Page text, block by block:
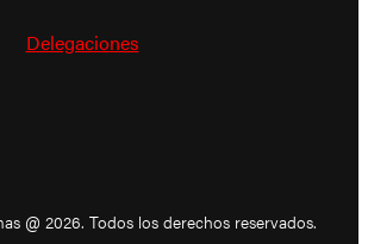
Delegaciones
@ 2026. Todos los derechos reservados.